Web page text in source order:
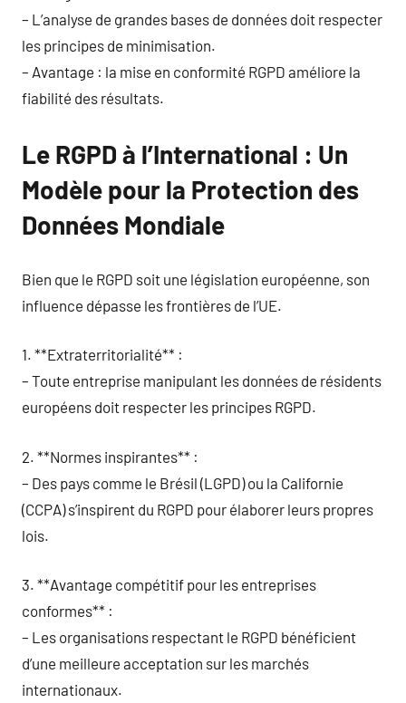
– L’analyse de grandes bases de données doit respecter
les principes de minimisation.
– Avantage : la mise en conformité RGPD améliore la
fiabilité des résultats.
Le RGPD à l’International : Un
Modèle pour la Protection des
Données Mondiale
Bien que le RGPD soit une législation européenne, son
influence dépasse les frontières de l’UE.
1. **Extraterritorialité** :
– Toute entreprise manipulant les données de résidents
européens doit respecter les principes RGPD.
2. **Normes inspirantes** :
– Des pays comme le Brésil (LGPD) ou la Californie
(CCPA) s’inspirent du RGPD pour élaborer leurs propres
lois.
3. **Avantage compétitif pour les entreprises
conformes** :
– Les organisations respectant le RGPD bénéficient
d’une meilleure acceptation sur les marchés
internationaux.